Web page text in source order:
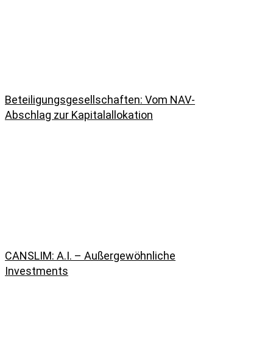
Beteiligungsgesellschaften: Vom NAV-
Abschlag zur Kapitalallokation
CANSLIM: A.I. – Außergewöhnliche
Investments